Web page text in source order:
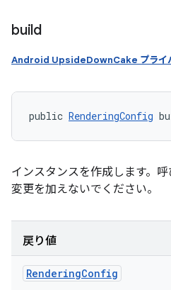
build
Android UpsideDownCake プライ
public RenderingConfig
インスタンスを作成します。
変更を加えないでください。
戻り値
RenderingConfig